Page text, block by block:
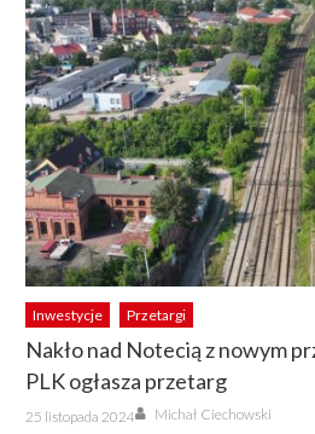
Inwestycje Przetargi
Nakło nad Notecią z nowym
PLK ogłasza przetarg
Posted
on
25 listopada 2024 Author
Michał Ciechowski